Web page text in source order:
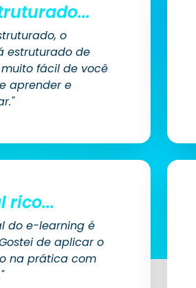
o
estruturado de
fácil de você
aprender e
rico...
do e-learning é
de aplicar o
na prática com